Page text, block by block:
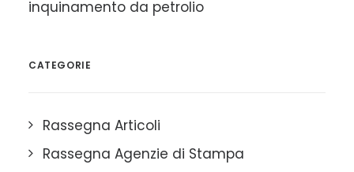
inquinamento da petrolio
CATEGORIE
Rassegna Articoli
Rassegna Agenzie di Stampa